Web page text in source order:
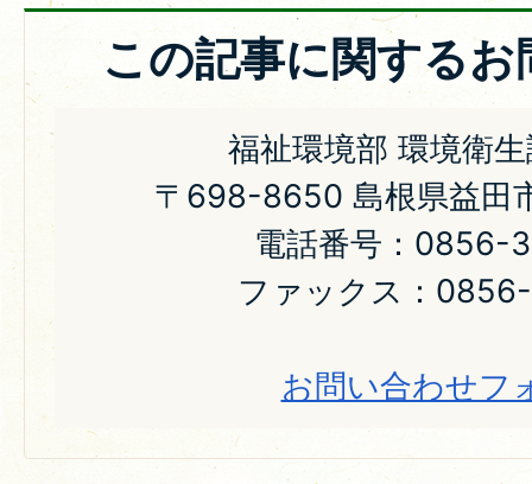
この記事に関する
福祉環境部 環境衛
〒698-8650 島根県益田
電話番号：0856-
ファックス：
お問い合わせフ